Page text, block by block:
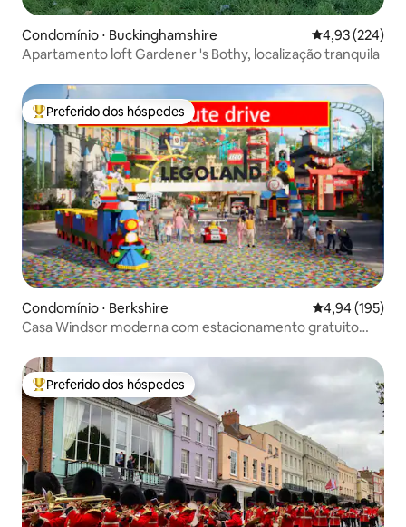
Condomínio ⋅ Buckinghamshire 4,93 de uma
4,93 (224)
Apartamento loft Gardener 's Bothy, localização tranquila
Entre os melhores preferidos dos hóspedes
Preferido dos hóspedes
Condomínio ⋅ Berkshire 4,94 de uma
4,94 (195)
Casa Windsor moderna com estacionamento gratuito
Entre os melhores preferidos dos hóspedes
Preferido dos hóspedes